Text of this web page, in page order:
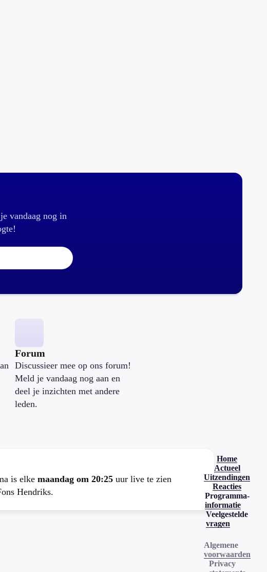
vandaag nog in
Forum
Discussieer mee op ons forum!
Meld je vandaag nog aan en
deel je inzichten met andere
leden.
is elke maandag om 20:25 uur live te zien
Hendriks.
Home
Actueel
Uitzendingen
Reacties
Programma-
informatie
Veelgestelde
vragen
Algemene
voorwaarden
Privacy